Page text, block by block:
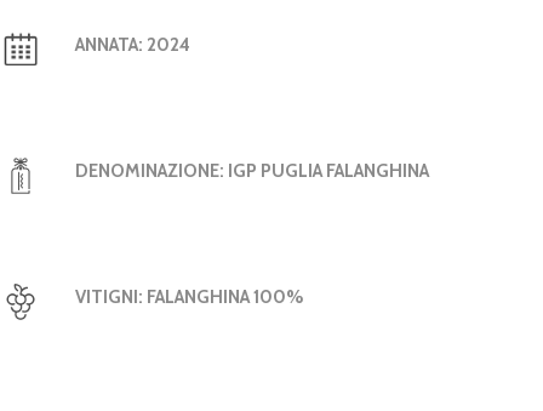
ANNATA: 2024
DENOMINAZIONE: IGP PUGLIA FALANGHINA
VITIGNI: FALANGHINA 100%